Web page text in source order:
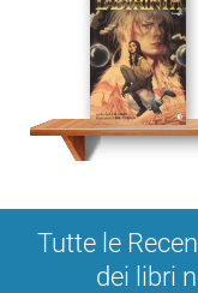
Tutte le
dei libri